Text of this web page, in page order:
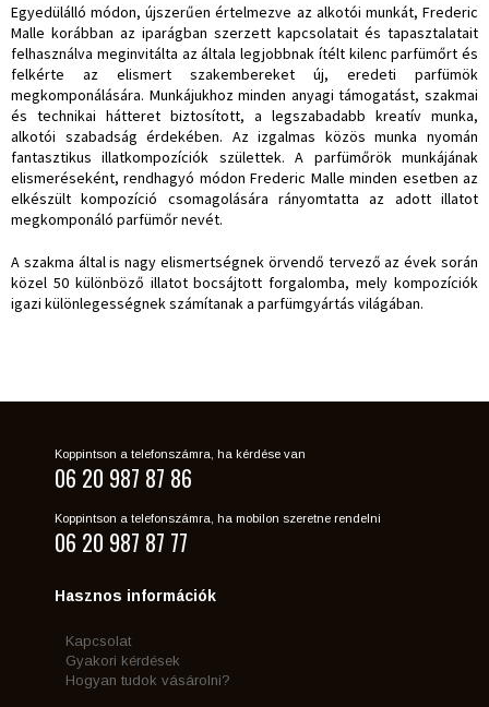
Egyedülálló módon, újszerűen értelmezve az alkotói munkát, Frederic
Malle korábban az iparágban szerzett kapcsolatait és tapasztalatait
felhasználva meginvitálta az általa legjobbnak ítélt kilenc parfümőrt és
felkérte az elismert szakembereket új, eredeti parfümök
megkomponálására. Munkájukhoz minden anyagi támogatást, szakmai
és technikai hátteret biztosított, a legszabadabb kreatív munka,
alkotói szabadság érdekében. Az izgalmas közös munka nyomán
fantasztikus illatkompozíciók születtek. A parfümőrök munkájának
elismeréseként, rendhagyó módon Frederic Malle minden esetben az
elkészült kompozíció csomagolására rányomtatta az adott illatot
megkomponáló parfümőr nevét.
A szakma által is nagy elismertségnek örvendő tervező az évek során
közel 50 különböző illatot bocsájtott forgalomba, mely kompozíciók
igazi különlegességnek számítanak a parfümgyártás világában.
Koppintson a telefonszámra, ha kérdése van
06 20 987 87 86
Koppintson a telefonszámra, ha mobilon szeretne rendelni
06 20 987 87 77
Hasznos információk
Kapcsolat
Gyakori kérdések
Hogyan tudok vásárolni?